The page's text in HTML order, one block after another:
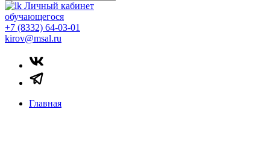
Личный кабинет
обучающегося
+7 (8332) 64-03-01
kirov@msal.ru
Главная